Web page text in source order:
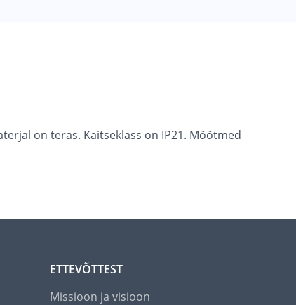
on teras. Kaitseklass on IP21. Mõõtmed
ETTEVÕTTEST
Missioon ja visioon